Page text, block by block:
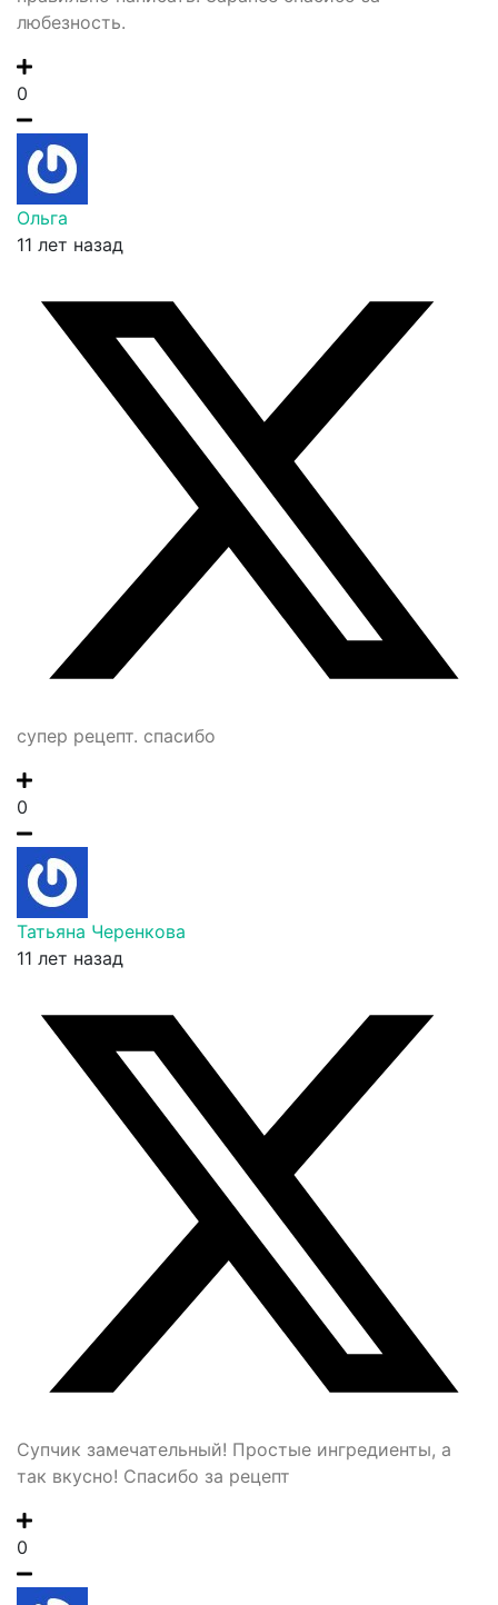
любезность.
0
Ольга
11 лет назад
супер рецепт. спасибо
0
Татьяна Черенкова
11 лет назад
Супчик замечательный! Простые ингредиенты, а
так вкусно! Спасибо за рецепт
0